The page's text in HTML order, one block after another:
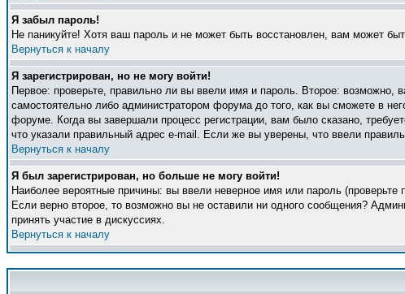
Я забыл пароль!
Не паникуйте! Хотя ваш пароль и не может быть восстановлен, вам может
Вернуться к началу
Я зарегистрирован, но не могу войти!
Первое: проверьте, правильно ли вы ввели имя и пароль. Второе: возможно,
самостоятельно либо администратором форума до того, как вы сможете в
форуме. Когда вы завершали процесс регистрации, вам было сказано,
что указали правильный адрес e-mail. Если же вы уверены, что ввели
Вернуться к началу
Я был зарегистрирован, но больше не могу войти!
Наиболее вероятные причины: вы ввели неверное имя или пароль
Если верно второе, то возможно вы не оставили ни одного сообщения?
принять участие в дискуссиях.
Вернуться к началу